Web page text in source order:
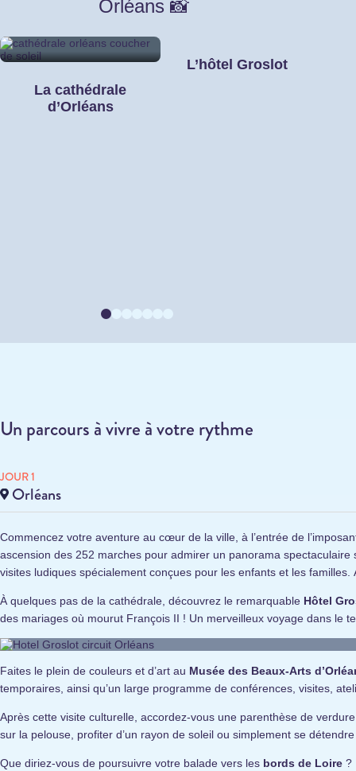
Orléans 📸
La cathédrale
d’Orléans
L’hôtel Groslot
Un parcours à vivre à votre rythme
JOUR 1
Orléans
Commencez votre aventure au cœur de la ville, à l’entrée de
ascension des 252 marches pour admirer un panorama
visites ludiques spécialement conçues pour les enfants et les
À quelques pas de la cathédrale, découvrez le remarquable Hôtel
des mariages où mourut François II ! Un merveilleux voyage dans le
Faites le plein de couleurs et d’art au Musée des Beaux-Arts
temporaires, ainsi qu’un large programme de conférences, visites,
Après cette visite culturelle, accordez-vous une parenthèse de
sur la pelouse, profiter d’un rayon de soleil ou simplement se
Que diriez-vous de poursuivre votre balade vers les bords de Loire ?